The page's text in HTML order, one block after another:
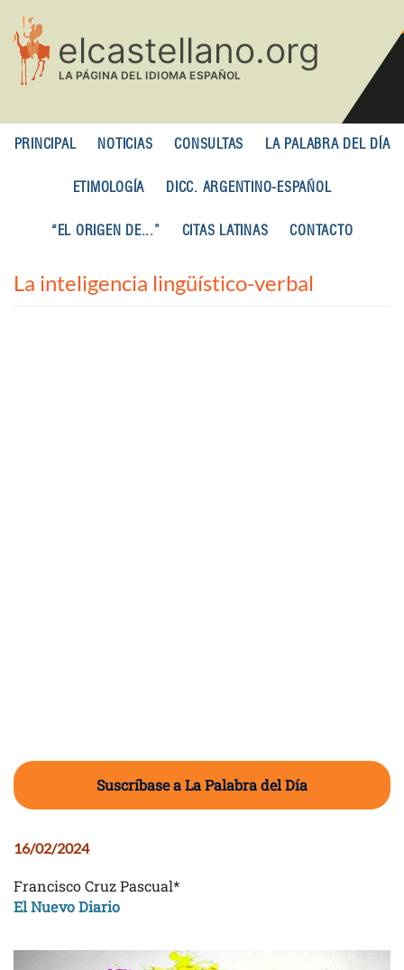
contenido
principal
PRINCIPAL NOTICIAS CONSULTAS LA PALABRA DEL DÍA
ETIMOLOGÍA DICC. ARGENTINO-ESPAÑOL
“EL ORIGEN DE...” CITAS LATINAS CONTACTO
La inteligencia lingüístico-verbal
Suscríbase a La Palabra del Día
16/02/2024
Francisco Cruz Pascual*
El Nuevo Diario